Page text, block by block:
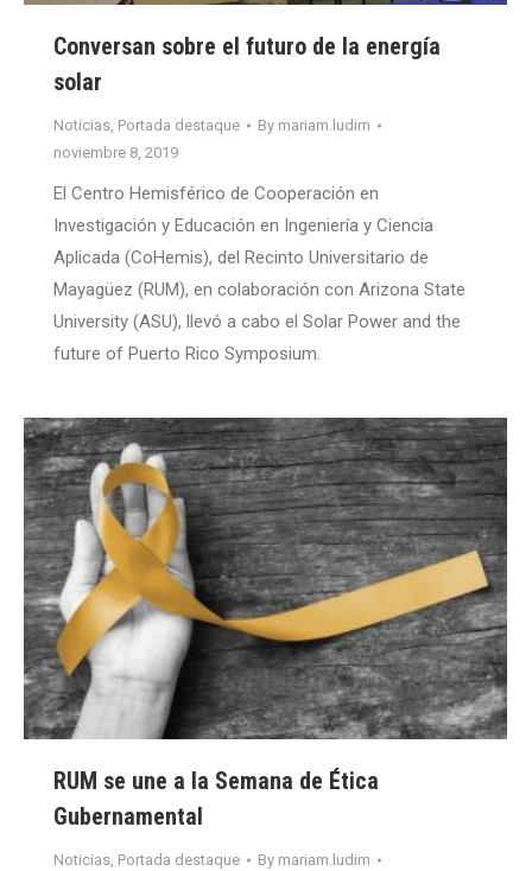
Conversan sobre el futuro de la energía
solar
Noticias, Portada destaque By mariam.ludim
noviembre 8, 2019
El Centro Hemisférico de Cooperación en
Investigación y Educación en Ingeniería y Ciencia
Aplicada (CoHemis), del Recinto Universitario de
Mayagüez (RUM), en colaboración con Arizona State
University (ASU), llevó a cabo el Solar Power and the
future of Puerto Rico Symposium.
RUM se une a la Semana de Ética
Gubernamental
Noticias, Portada destaque By mariam.ludim